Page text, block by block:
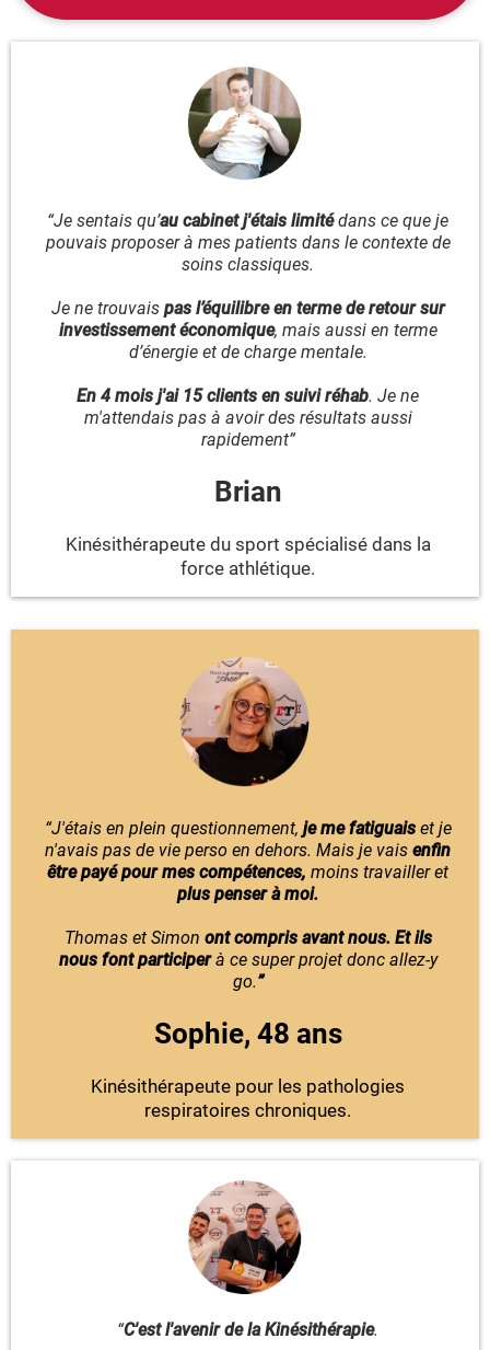
“Je sentais qu’au cabinet j'étais limitédans ce que je
pouvais proposer à mes patients dans le contexte de
soins classiques.
Je ne trouvais pas l’équilibre en terme de retour sur
investissement économique, mais aussi en terme
d’énergie et de charge mentale.
En 4 mois j'ai 15 clients en suivi réhab. Je ne
m'attendais pas à avoir des résultats aussi
rapidement”
Brian
Kinésithérapeute du sport spécialisé dans la
force athlétique.
“J'étais en plein questionnement, je me fatiguaiset je
n'avais pas de vie perso en dehors. Mais je vais enfin
être payé pour mes compétences, moins travailler et
plus penser à moi.
Thomas et Simon ont compris avant nous. Et ils
nous font participerà ce super projet donc allez-y
go.”
Sophie, 48 ans
Kinésithérapeute pour les pathologies
respiratoires chroniques.
“C'est l'avenir de la Kinésithérapie.